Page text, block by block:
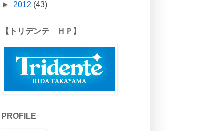
► 2012 (43)
【トリデンテ ＨＰ】
PROFILE